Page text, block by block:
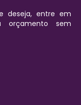
deseja, entre em
sem